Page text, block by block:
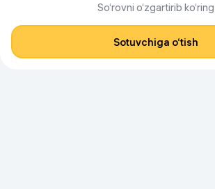
So‘rovni o‘zgartirib ko‘ring
Sotuvchiga o‘tish